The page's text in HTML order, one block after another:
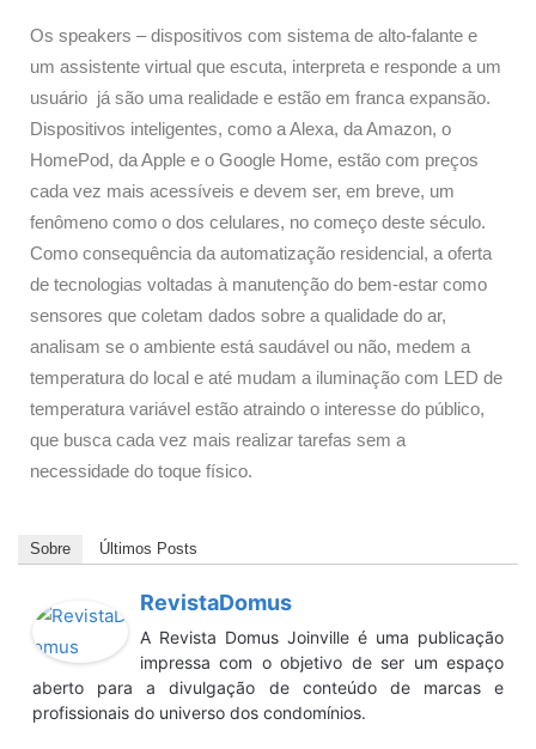
Os speakers – dispositivos com sistema de alto-falante e
um assistente virtual que escuta, interpreta e responde a um
usuário já são uma realidade e estão em franca expansão.
Dispositivos inteligentes, como a Alexa, da Amazon, o
HomePod, da Apple e o Google Home, estão com preços
cada vez mais acessíveis e devem ser, em breve, um
fenômeno como o dos celulares, no começo deste século.
Como consequência da automatização residencial, a oferta
de tecnologias voltadas à manutenção do bem-estar como
sensores que coletam dados sobre a qualidade do ar,
analisam se o ambiente está saudável ou não, medem a
temperatura do local e até mudam a iluminação com LED de
temperatura variável estão atraindo o interesse do público,
que busca cada vez mais realizar tarefas sem a
necessidade do toque físico.
Sobre Últimos Posts
RevistaDomus
A Revista Domus Joinville é uma publicação
impressa com o objetivo de ser um espaço
aberto para a divulgação de conteúdo de marcas e
profissionais do universo dos condomínios.